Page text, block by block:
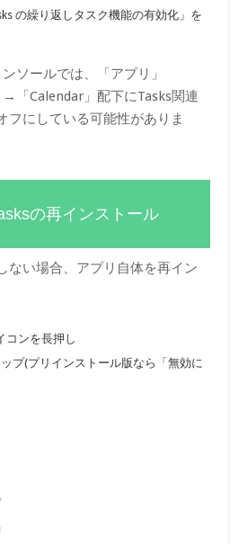
の繰り返しタスク機能の有効化」を
ソールでは、「アプリ」
「Calendar」配下にTasks関連
フにしている可能性がありま
の再インストール
ない場合、アプリ自体を再イン
コンを長押し
プ(プリインストール版なら「無効に